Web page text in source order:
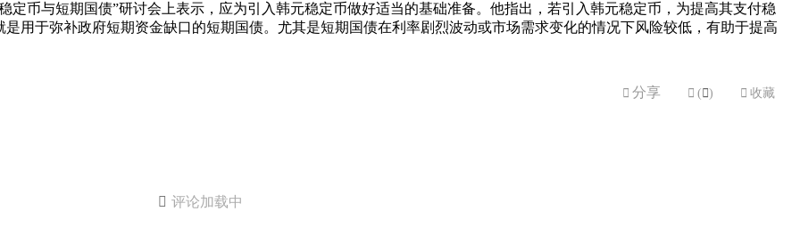
定币与短期国债”研讨会上表示，应为引入韩元稳定币做好适当的基础准备。他指出，若引入韩元稳定币，为提高其支付稳
用于弥补政府短期资金缺口的短期国债。尤其是短期国债在利率剧烈波动或市场需求变化的情况下风险较低，有助于提高
 分享  ( )  收藏
 评论加载中